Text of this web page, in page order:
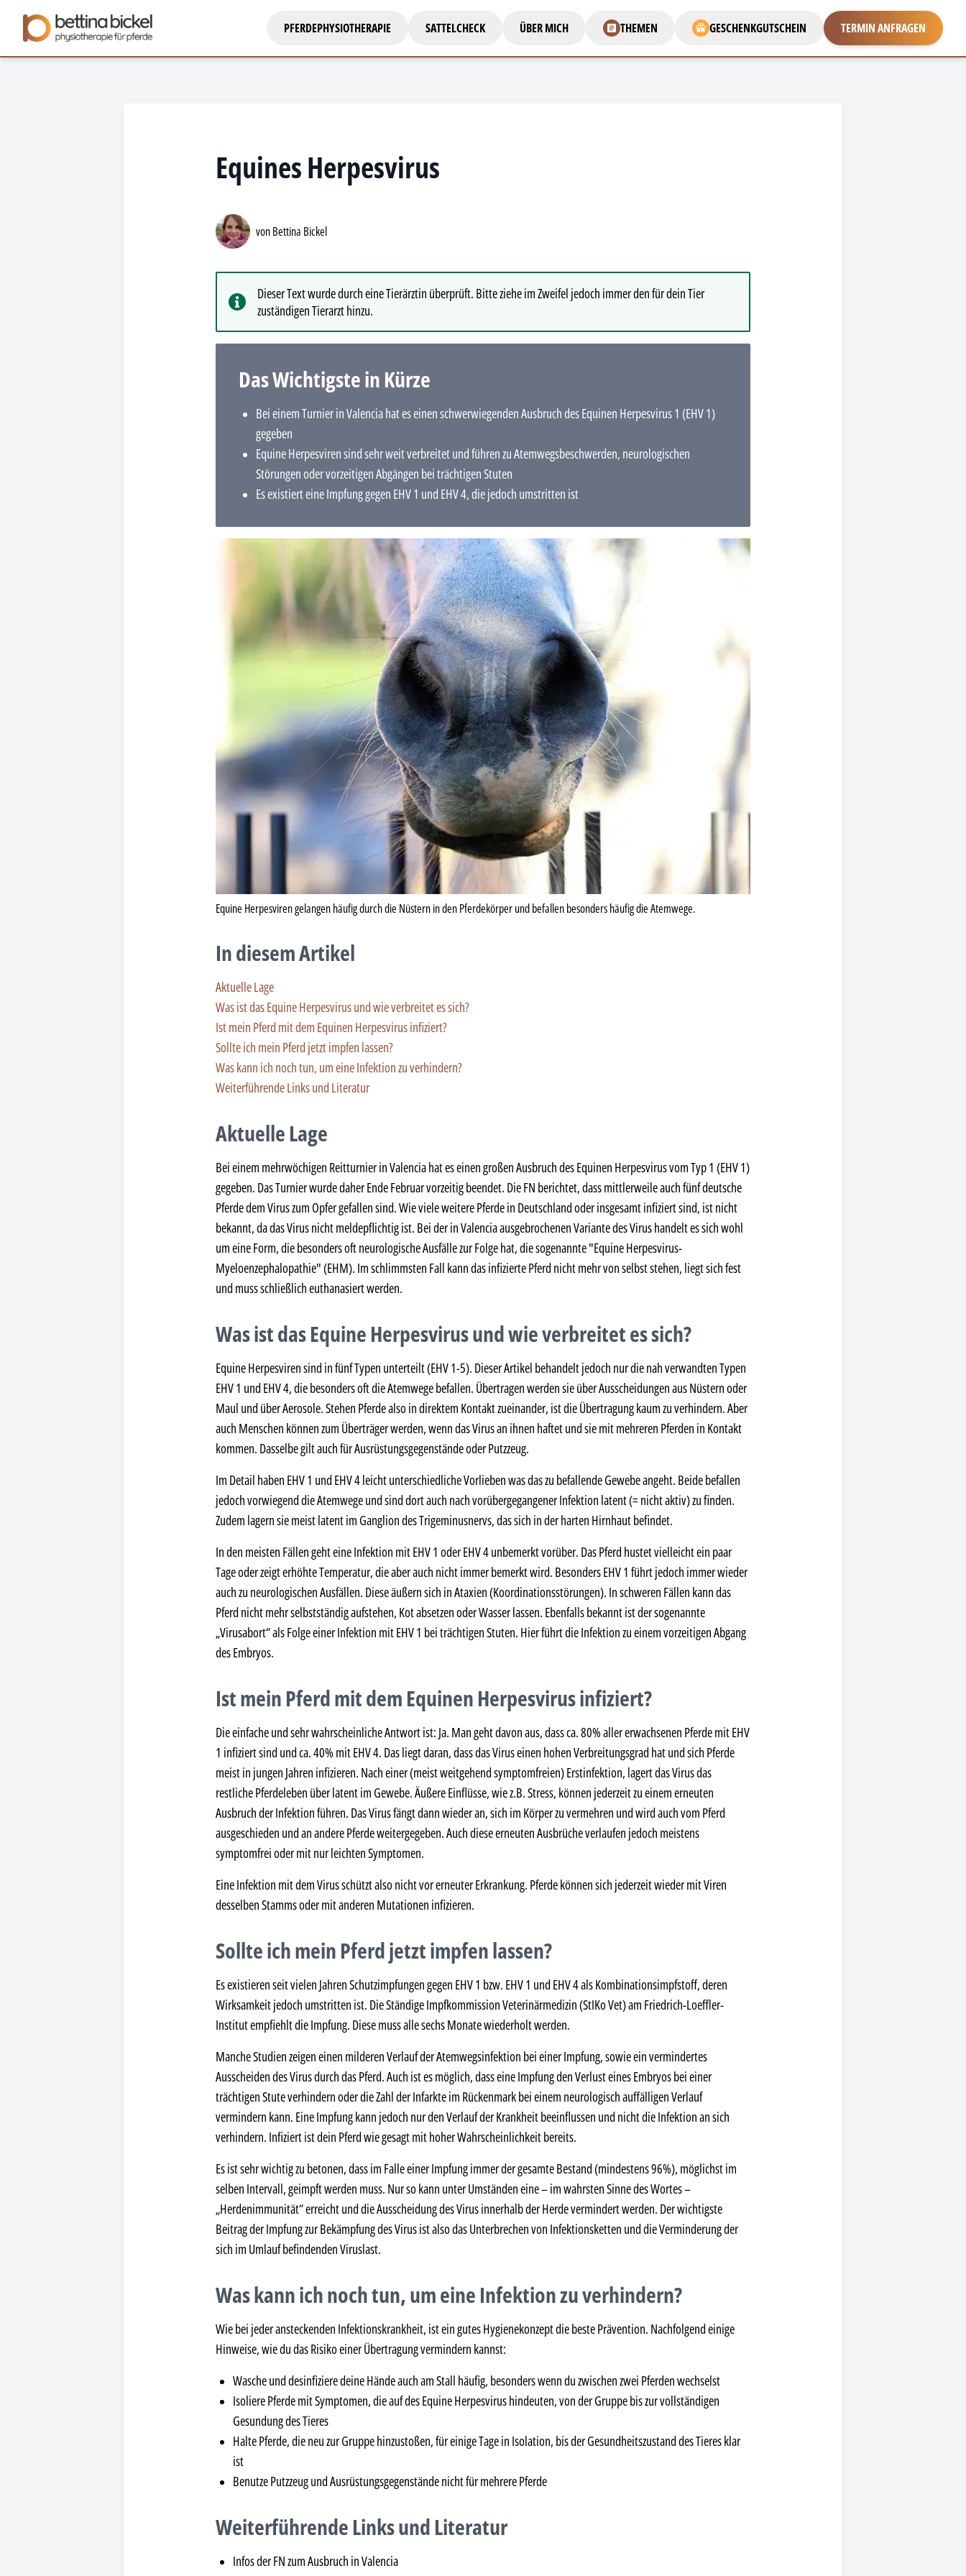
PFERDEPHYSIOTHERAPIE SATTELCHECK ÜBER MICH THEMEN GESCHENKGUTSCHEIN TERMIN ANFRAGEN
Equines Herpesvirus
von Bettina Bickel
Dieser Text wurde durch eine Tierärztin überprüft. Bitte ziehe im Zweifel jedoch immer den für dein Tier
zuständigen Tierarzt hinzu.
Das Wichtigste in Kürze
Bei einem Turnier in Valencia hat es einen schwerwiegenden Ausbruch des Equinen Herpesvirus 1 (EHV 1)
gegeben
Equine Herpesviren sind sehr weit verbreitet und führen zu Atemwegsbeschwerden, neurologischen
Störungen oder vorzeitigen Abgängen bei trächtigen Stuten
Es existiert eine Impfung gegen EHV 1 und EHV 4, die jedoch umstritten ist
Equine Herpesviren gelangen häufig durch die Nüstern in den Pferdekörper und befallen besonders häufig die Atemwege.
In diesem Artikel
Aktuelle Lage
Was ist das Equine Herpesvirus und wie verbreitet es sich?
Ist mein Pferd mit dem Equinen Herpesvirus infiziert?
Sollte ich mein Pferd jetzt impfen lassen?
Was kann ich noch tun, um eine Infektion zu verhindern?
Weiterführende Links und Literatur
Aktuelle Lage
Bei einem mehrwöchigen Reitturnier in Valencia hat es einen großen Ausbruch des Equinen Herpesvirus vom Typ 1 (EHV 1)
gegeben. Das Turnier wurde daher Ende Februar vorzeitig beendet. Die FN berichtet, dass mittlerweile auch fünf deutsche
Pferde dem Virus zum Opfer gefallen sind. Wie viele weitere Pferde in Deutschland oder insgesamt infiziert sind, ist nicht
bekannt, da das Virus nicht meldepflichtig ist. Bei der in Valencia ausgebrochenen Variante des Virus handelt es sich wohl
um eine Form, die besonders oft neurologische Ausfälle zur Folge hat, die sogenannte "Equine Herpesvirus-
Myeloenzephalopathie" (EHM). Im schlimmsten Fall kann das infizierte Pferd nicht mehr von selbst stehen, liegt sich fest
und muss schließlich euthanasiert werden.
Was ist das Equine Herpesvirus und wie verbreitet es sich?
Equine Herpesviren sind in fünf Typen unterteilt (EHV 1-5). Dieser Artikel behandelt jedoch nur die nah verwandten Typen
EHV 1 und EHV 4, die besonders oft die Atemwege befallen. Übertragen werden sie über Ausscheidungen aus Nüstern oder
Maul und über Aerosole. Stehen Pferde also in direktem Kontakt zueinander, ist die Übertragung kaum zu verhindern. Aber
auch Menschen können zum Überträger werden, wenn das Virus an ihnen haftet und sie mit mehreren Pferden in Kontakt
kommen. Dasselbe gilt auch für Ausrüstungsgegenstände oder Putzzeug.
Im Detail haben EHV 1 und EHV 4 leicht unterschiedliche Vorlieben was das zu befallende Gewebe angeht. Beide befallen
jedoch vorwiegend die Atemwege und sind dort auch nach vorübergegangener Infektion latent (= nicht aktiv) zu finden.
Zudem lagern sie meist latent im Ganglion des Trigeminusnervs, das sich in der harten Hirnhaut befindet.
In den meisten Fällen geht eine Infektion mit EHV 1 oder EHV 4 unbemerkt vorüber. Das Pferd hustet vielleicht ein paar
Tage oder zeigt erhöhte Temperatur, die aber auch nicht immer bemerkt wird. Besonders EHV 1 führt jedoch immer wieder
auch zu neurologischen Ausfällen. Diese äußern sich in Ataxien (Koordinationsstörungen). In schweren Fällen kann das
Pferd nicht mehr selbstständig aufstehen, Kot absetzen oder Wasser lassen. Ebenfalls bekannt ist der sogenannte
„Virusabort“ als Folge einer Infektion mit EHV 1 bei trächtigen Stuten. Hier führt die Infektion zu einem vorzeitigen Abgang
des Embryos.
Ist mein Pferd mit dem Equinen Herpesvirus infiziert?
Die einfache und sehr wahrscheinliche Antwort ist: Ja. Man geht davon aus, dass ca. 80% aller erwachsenen Pferde mit EHV
1 infiziert sind und ca. 40% mit EHV 4. Das liegt daran, dass das Virus einen hohen Verbreitungsgrad hat und sich Pferde
meist in jungen Jahren infizieren. Nach einer (meist weitgehend symptomfreien) Erstinfektion, lagert das Virus das
restliche Pferdeleben über latent im Gewebe. Äußere Einflüsse, wie z.B. Stress, können jederzeit zu einem erneuten
Ausbruch der Infektion führen. Das Virus fängt dann wieder an, sich im Körper zu vermehren und wird auch vom Pferd
ausgeschieden und an andere Pferde weitergegeben. Auch diese erneuten Ausbrüche verlaufen jedoch meistens
symptomfrei oder mit nur leichten Symptomen.
Eine Infektion mit dem Virus schützt also nicht vor erneuter Erkrankung. Pferde können sich jederzeit wieder mit Viren
desselben Stamms oder mit anderen Mutationen infizieren.
Sollte ich mein Pferd jetzt impfen lassen?
Es existieren seit vielen Jahren Schutzimpfungen gegen EHV 1 bzw. EHV 1 und EHV 4 als Kombinationsimpfstoff, deren
Wirksamkeit jedoch umstritten ist. Die Ständige Impfkommission Veterinärmedizin (StIKo Vet) am Friedrich-Loeffler-
Institut empfiehlt die Impfung. Diese muss alle sechs Monate wiederholt werden.
Manche Studien zeigen einen milderen Verlauf der Atemwegsinfektion bei einer Impfung, sowie ein vermindertes
Ausscheiden des Virus durch das Pferd. Auch ist es möglich, dass eine Impfung den Verlust eines Embryos bei einer
trächtigen Stute verhindern oder die Zahl der Infarkte im Rückenmark bei einem neurologisch auffälligen Verlauf
vermindern kann. Eine Impfung kann jedoch nur den Verlauf der Krankheit beeinflussen und nicht die Infektion an sich
verhindern. Infiziert ist dein Pferd wie gesagt mit hoher Wahrscheinlichkeit bereits.
Es ist sehr wichtig zu betonen, dass im Falle einer Impfung immer der gesamte Bestand (mindestens 96%), möglichst im
selben Intervall, geimpft werden muss. Nur so kann unter Umständen eine – im wahrsten Sinne des Wortes –
„Herdenimmunität“ erreicht und die Ausscheidung des Virus innerhalb der Herde vermindert werden. Der wichtigste
Beitrag der Impfung zur Bekämpfung des Virus ist also das Unterbrechen von Infektionsketten und die Verminderung der
sich im Umlauf befindenden Viruslast.
Was kann ich noch tun, um eine Infektion zu verhindern?
Wie bei jeder ansteckenden Infektionskrankheit, ist ein gutes Hygienekonzept die beste Prävention. Nachfolgend einige
Hinweise, wie du das Risiko einer Übertragung vermindern kannst:
Wasche und desinfiziere deine Hände auch am Stall häufig, besonders wenn du zwischen zwei Pferden wechselst
Isoliere Pferde mit Symptomen, die auf des Equine Herpesvirus hindeuten, von der Gruppe bis zur vollständigen
Gesundung des Tieres
Halte Pferde, die neu zur Gruppe hinzustoßen, für einige Tage in Isolation, bis der Gesundheitszustand des Tieres klar
ist
Benutze Putzzeug und Ausrüstungsgegenstände nicht für mehrere Pferde
Weiterführende Links und Literatur
Infos der FN zum Ausbruch in Valencia